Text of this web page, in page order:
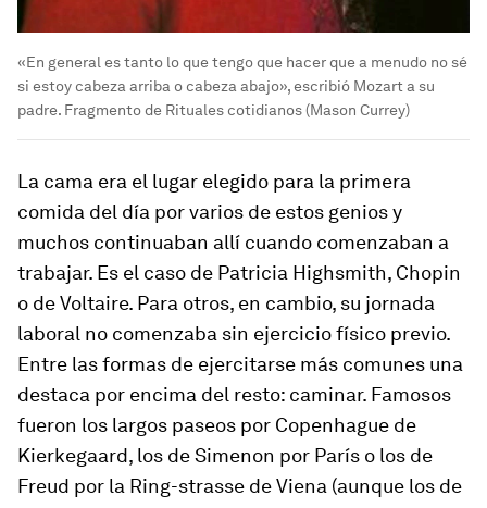
«En general es tanto lo que tengo que hacer que a menudo no sé
si estoy cabeza arriba o cabeza abajo», escribió Mozart a su
padre. Fragmento de Rituales cotidianos (Mason Currey)
La cama era el lugar elegido para la primera
comida del día por varios de estos genios y
muchos continuaban allí cuando comenzaban a
trabajar. Es el caso de Patricia Highsmith, Chopin
o de Voltaire. Para otros, en cambio, su jornada
laboral no comenzaba sin ejercicio físico previo.
Entre las formas de ejercitarse más comunes una
destaca por encima del resto: caminar. Famosos
fueron los largos paseos por Copenhague de
Kierkegaard, los de Simenon por París o los de
Freud por la Ring-strasse de Viena (aunque los de